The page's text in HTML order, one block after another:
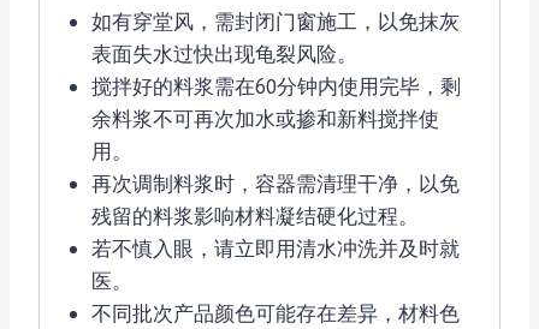
如有穿堂风，需封闭门窗施工，以免抹灰
表面失水过快出现龟裂风险。
搅拌好的料浆需在60分钟内使用完毕，剩
余料浆不可再次加水或掺和新料搅拌使
用。
再次调制料浆时，容器需清理干净，以免
残留的料浆影响材料凝结硬化过程。
若不慎入眼，请立即用清水冲洗并及时就
医。
不同批次产品颜色可能存在差异，材料色